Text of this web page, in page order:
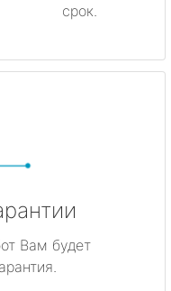
срок.
Вам будет